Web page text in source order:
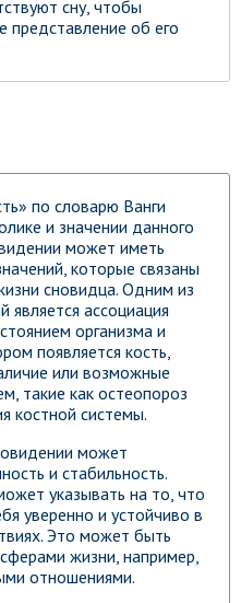
сну, чтобы
представление об его
по словарю Ванги
и значении данного
может иметь
которые связаны
сновидца. Одним из
ассоциация
организма и
появляется кость,
или возможные
такие как остеопороз
костной системы.
может
и стабильность.
указывать на то, что
уверенно и устойчиво в
Это может быть
жизни, например,
отношениями.